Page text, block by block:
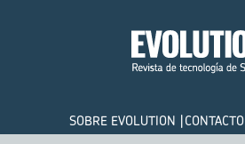
SOBRE EVOLUTION CONTACTO